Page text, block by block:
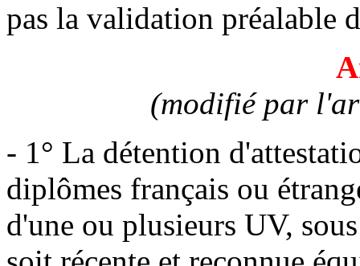
pas la validation préalable
(modifié par
- 1° La détention
diplômes français ou
d'une ou plusieurs UV,